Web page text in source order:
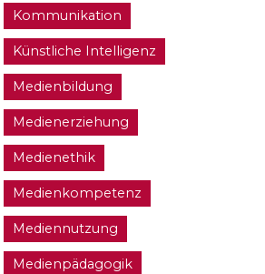
Kommunikation
Künstliche Intelligenz
Medienbildung
Medienerziehung
Medienethik
Medienkompetenz
Mediennutzung
Medienpädagogik